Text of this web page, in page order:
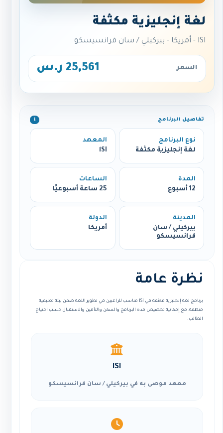
لغة إنجليزية مكثفة
lSI - أمريكا - بيركيلي / سان فرانسيسكو
السعر 25,561 ر.س
تفاصيل البرنامج ℹ️
نوع البرنامج
لغة إنجليزية مكثفة
المعهد
lSI
المدة
12 أسبوع
الساعات
25 ساعة أسبوعيًا
المدينة
بيركيلي / سان
فرانسيسكو
الدولة
أمريكا
نظرة عامة
برنامج لغة إنجليزية مكثفة في lSI مناسب للراغبين في تطوير اللغة ضمن بيئة تعليمية
منظمة، مع إمكانية تخصيص مدة البرنامج والسكن والتأمين والاستقبال حسب احتياج
الطالب.
lSI
معهد موصى به في بيركيلي / سان فرانسيسكو